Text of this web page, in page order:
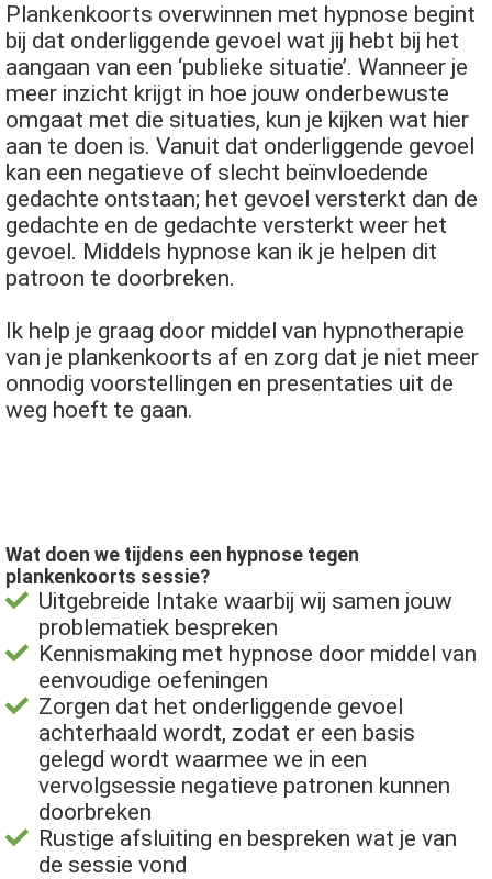
Plankenkoorts overwinnen met hypnose begint
bij dat onderliggende gevoel wat jij hebt bij het
aangaan van een ‘publieke situatie’. Wanneer je
meer inzicht krijgt in hoe jouw onderbewuste
omgaat met die situaties, kun je kijken wat hier
aan te doen is. Vanuit dat onderliggende gevoel
kan een negatieve of slecht beïnvloedende
gedachte ontstaan; het gevoel versterkt dan de
gedachte en de gedachte versterkt weer het
gevoel. Middels hypnose kan ik je helpen dit
patroon te doorbreken.
Ik help je graag door middel van hypnotherapie
van je plankenkoorts af en zorg dat je niet meer
onnodig voorstellingen en presentaties uit de
weg hoeft te gaan.
Wat doen we tijdens een hypnose tegen
plankenkoorts sessie?
Uitgebreide Intake waarbij wij samen jouw
problematiek bespreken
Kennismaking met hypnose door middel van
eenvoudige oefeningen
Zorgen dat het onderliggende gevoel
achterhaald wordt, zodat er een basis
gelegd wordt waarmee we in een
vervolgsessie negatieve patronen kunnen
doorbreken
Rustige afsluiting en bespreken wat je van
de sessie vond